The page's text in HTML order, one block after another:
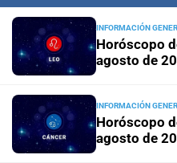
INFORMACIÓN
Horóscopo
agosto de
INFORMACIÓN
Horóscopo
agosto de